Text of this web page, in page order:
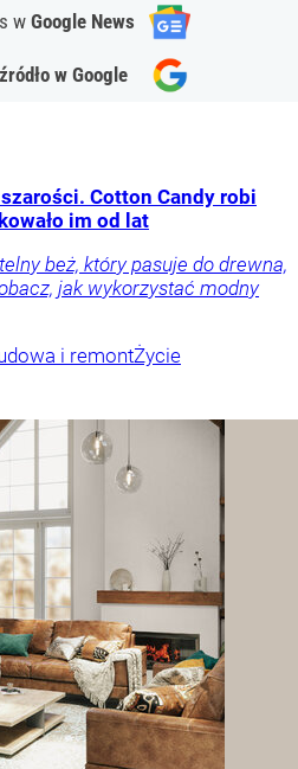
w Google News
źródło w Google
Cotton Candy robi
im od lat
beż, który pasuje do drewna,
jak wykorzystać modny
i remontŻycie